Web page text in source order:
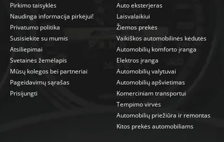
Pirkimo taisyklės
Naudinga informacija pirkėjui!
Privatumo politika
Susisiekite su mumis
Atsiliepimai
Svetainės žemėlapis
Mūsų kolegos bei partneriai
Pageidavimų sąrašas
Prisijungti
Auto eksterjeras
Laisvalaikiui
Žiemos prekės
Vaikiškos automobilinės kėdutės
Automobilių komforto įranga
Elektros įranga
Automobilių valytuvai
Automobilių apšvietimas
Komerciniam transportui
Tempimo virvės
Automobilių priežiūra ir remontas
Kitos prekės automobiliams